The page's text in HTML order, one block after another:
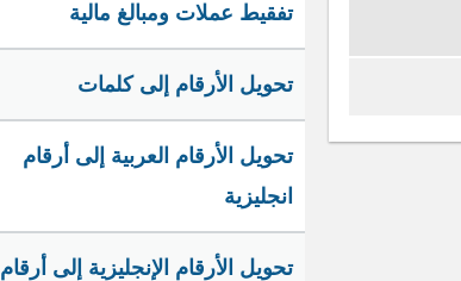
تفقيط عملات ومبالغ مالية
تحويل الأرقام إلى كلمات
تحويل الأرقام العربية إلى أرقام
انجليزية
تحويل الأرقام الإنجليزية إلى أرقام